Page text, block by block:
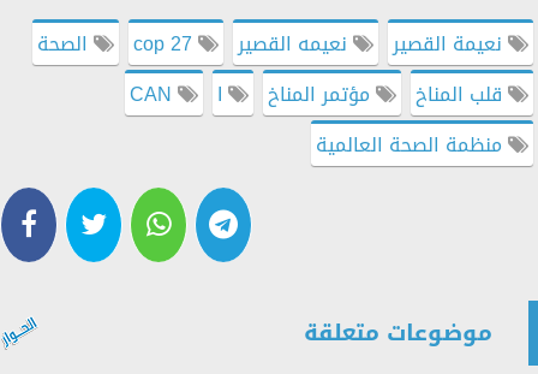
نعيمة القصير
نعيمه القصير
الصحة
قلب المناخ
مؤتمر المناخ
منظمة الصحة العالمية
موضوعات متعلقة